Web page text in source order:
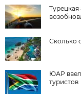
Сколько
ЮАР
туристов